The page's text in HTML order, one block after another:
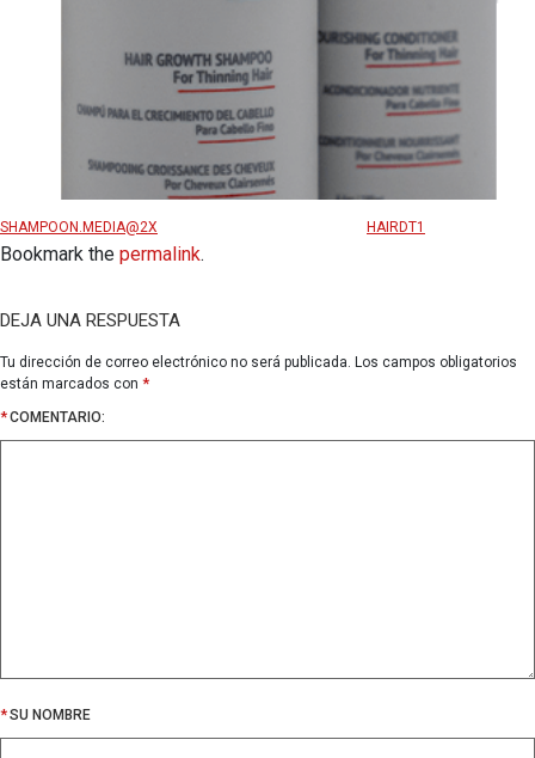
SHAMPOON.MEDIA@2X HAIRDT1
Bookmark the permalink.
DEJA UNA RESPUESTA
Tu dirección de correo electrónico no será publicada. Los campos obligatorios
están marcados con *
*COMENTARIO:
*SU NOMBRE